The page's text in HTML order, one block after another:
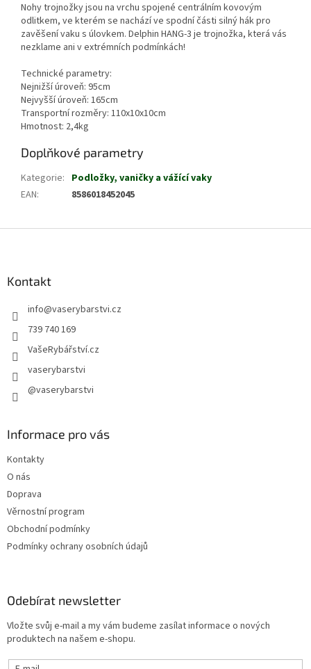
Nohy trojnožky jsou na vrchu spojené centrálním kovovým
odlitkem, ve kterém se nachází ve spodní části silný hák pro
zavěšení vaku s úlovkem. Delphin HANG-3 je trojnožka, která vás
nezklame ani v extrémních podmínkách!
Technické parametry:
Nejnižší úroveň: 95cm
Nejvyšší úroveň: 165cm
Transportní rozměry: 110x10x10cm
Hmotnost: 2,4kg
Doplňkové parametry
Kategorie: Podložky, vaničky a vážící vaky
EAN: 8586018452045
Kontakt
info@vaserybarstvi.cz
739 740 169
VašeRybářství.cz
vaserybarstvi
@vaserybarstvi
Informace pro vás
Kontakty
O nás
Doprava
Věrnostní program
Obchodní podmínky
Podmínky ochrany osobních údajů
Odebírat newsletter
Vložte svůj e-mail a my vám budeme zasílat informace o nových
produktech na našem e-shopu.